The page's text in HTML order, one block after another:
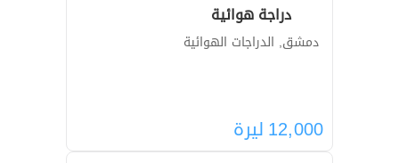
دراجة هوائية
دمشق, الدراجات الهوائية
12,000ليرة